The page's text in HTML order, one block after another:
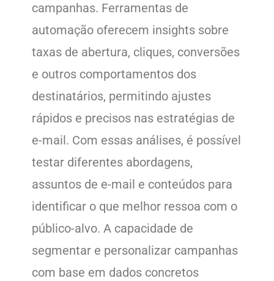
campanhas. Ferramentas de
automação oferecem insights sobre
taxas de abertura, cliques, conversões
e outros comportamentos dos
destinatários, permitindo ajustes
rápidos e precisos nas estratégias de
e-mail. Com essas análises, é possível
testar diferentes abordagens,
assuntos de e-mail e conteúdos para
identificar o que melhor ressoa com o
público-alvo. A capacidade de
segmentar e personalizar campanhas
com base em dados concretos